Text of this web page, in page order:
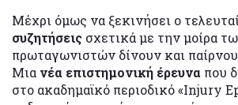
Μέχρι όμως να ξεκινήσει ο
συζητήσεις σχετικά με την μοίρα
πρωταγωνιστών δίνουν και
Μια νέα επιστημονική έρευνα που
στο ακαδημαϊκό περιοδικό «Injury